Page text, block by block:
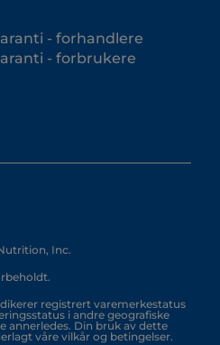
- forhandlere
- forbrukere
Inc.
registrert varemerkestatus
i andre geografiske
annerledes. Din bruk av dette
våre vilkår og betingelser.